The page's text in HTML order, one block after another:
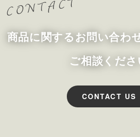
商品に関するお問い合わ
ご相談くだ
CONTACT US